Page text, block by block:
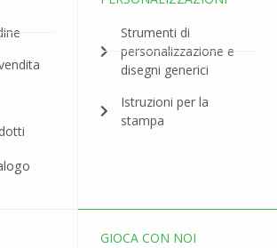
Strumenti di
personalizzazione e
disegni generici
Istruzioni per la
stampa
GIOCA CON NOI